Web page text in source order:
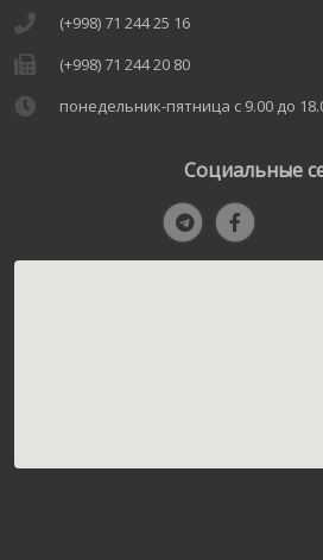
(+998) 71 244 25 16
(+998) 71 244 20 80
понедельник-пятница с 9.00 до
Социальные